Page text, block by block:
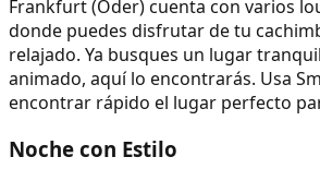
Frankfurt (Oder) cuenta con varios
donde puedes disfrutar de tu
relajado. Ya busques un lugar
animado, aquí lo encontrarás. Usa
encontrar rápido el lugar perfecto
Noche con Estilo